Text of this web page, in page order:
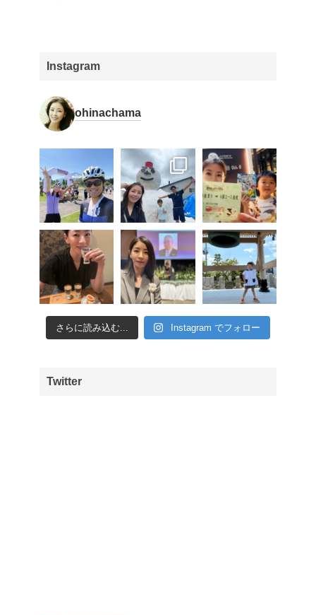
Instagram
ohinachama
さらに読み込む... Instagram でフォロー
Twitter